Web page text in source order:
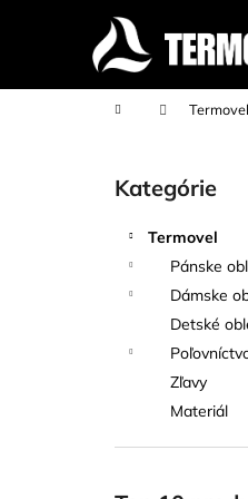
Domov Termovel
Preskočiť
kategórie
Kategórie
Termovel
Pánske
Dámske
Detské
Zľavy
Materiál
í
Späť
do
Späť
do